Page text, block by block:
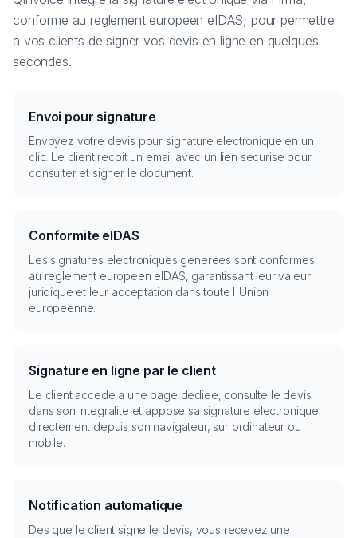
conforme au reglement europeen eIDAS, pour permettre
a vos clients de signer vos devis en ligne en quelques
secondes.
Envoi pour signature
Envoyez votre devis pour signature electronique en un
clic. Le client recoit un email avec un lien securise pour
consulter et signer le document.
Conformite eIDAS
Les signatures electroniques generees sont conformes
au reglement europeen eIDAS, garantissant leur valeur
juridique et leur acceptation dans toute l'Union
europeenne.
Signature en ligne par le client
Le client accede a une page dediee, consulte le devis
dans son integralite et appose sa signature electronique
directement depuis son navigateur, sur ordinateur ou
mobile.
Notification automatique
Des que le client signe le devis, vous recevez une